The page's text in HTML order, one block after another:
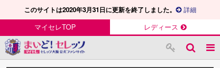
このサイトは2020年3月31日に更新を終了しました。 詳細
マイセレTOP レディース